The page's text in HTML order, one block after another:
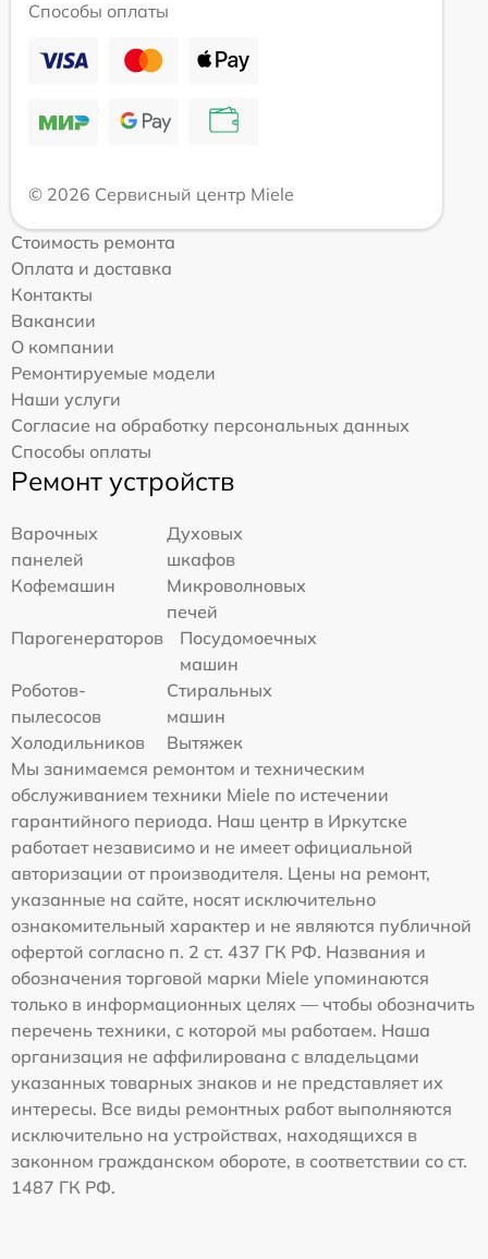
Способы оплаты
© 2026 Сервисный центр Miele
Стоимость ремонта
Оплата и доставка
Контакты
Вакансии
О компании
Ремонтируемые модели
Наши услуги
Согласие на обработку персональных данных
Способы оплаты
Ремонт устройств
Варочных
панелей
Духовых
шкафов
Кофемашин
Микроволновых
печей
Парогенераторов
Посудомоечных
машин
Роботов-
пылесосов
Стиральных
машин
Холодильников
Вытяжек
Мы занимаемся ремонтом и техническим
обслуживанием техники Miele по истечении
гарантийного периода. Наш центр в Иркутске
работает независимо и не имеет официальной
авторизации от производителя. Цены на ремонт,
указанные на сайте, носят исключительно
ознакомительный характер и не являются публичной
офертой согласно п. 2 ст. 437 ГК РФ. Названия и
обозначения торговой марки Miele упоминаются
только в информационных целях — чтобы обозначить
перечень техники, с которой мы работаем. Наша
организация не аффилирована с владельцами
указанных товарных знаков и не представляет их
интересы. Все виды ремонтных работ выполняются
исключительно на устройствах, находящихся в
законном гражданском обороте, в соответствии со ст.
1487 ГК РФ.